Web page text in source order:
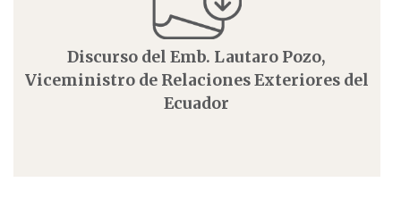
Discurso del Emb. Lautaro Pozo,
Viceministro de Relaciones Exteriores del
Ecuador